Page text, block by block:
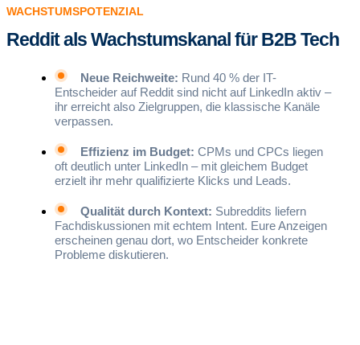
WACHSTUMSPOTENZIAL
Reddit als Wachstumskanal für B2B Tech
Neue Reichweite: Rund 40 % der IT-
Entscheider auf Reddit sind nicht auf LinkedIn aktiv –
ihr erreicht also Zielgruppen, die klassische Kanäle
verpassen.
Effizienz im Budget: CPMs und CPCs liegen
oft deutlich unter LinkedIn – mit gleichem Budget
erzielt ihr mehr qualifizierte Klicks und Leads.
Qualität durch Kontext: Subreddits liefern
Fachdiskussionen mit echtem Intent. Eure Anzeigen
erscheinen genau dort, wo Entscheider konkrete
Probleme diskutieren.